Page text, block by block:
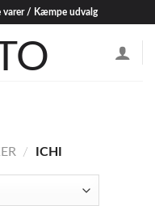
varer / Kæmpe udvalg
/ ICHI